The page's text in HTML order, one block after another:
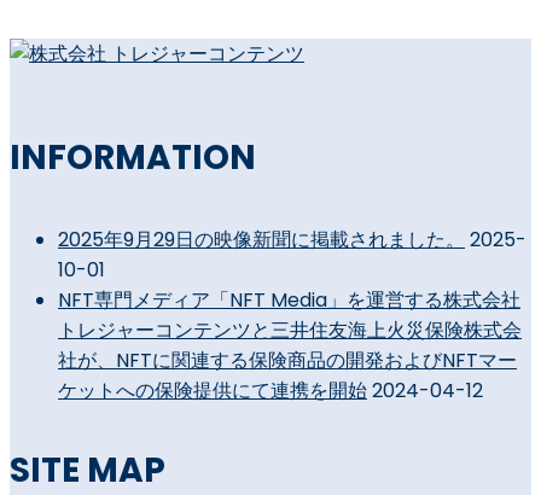
INFORMATION
2025年9月29日の映像新聞に掲載されました。
2025-
10-01
NFT専門メディア「NFT Media」を運営する株式会社
トレジャーコンテンツと三井住友海上火災保険株式会
社が、NFTに関連する保険商品の開発およびNFTマー
ケットへの保険提供にて連携を開始2024-04-12
SITE MAP